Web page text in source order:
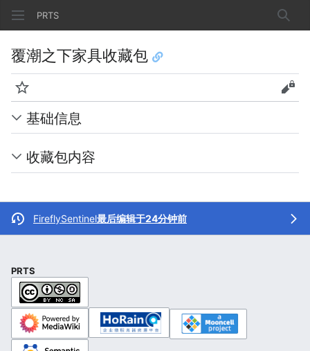
PRTS 搜索
覆潮之下家具收藏包
监视 查看
基础信息
收藏包内容
FireflySentinel最后编辑于24分钟前
PRTS